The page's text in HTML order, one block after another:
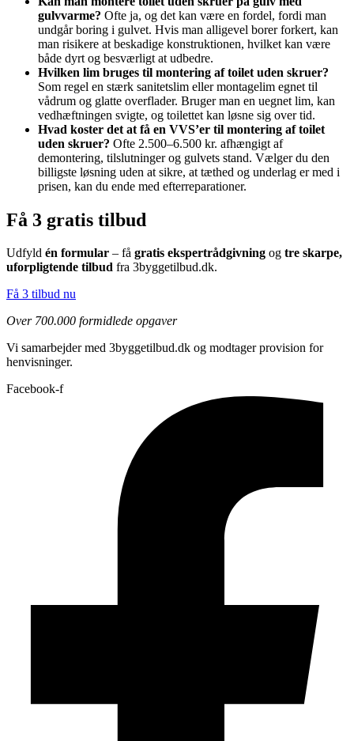
gulvvarme? Ofte ja, og det kan være en fordel, fordi man
undgår boring i gulvet. Hvis man alligevel borer forkert, kan
man risikere at beskadige konstruktionen, hvilket kan være
både dyrt og besværligt at udbedre.
Hvilken lim bruges til montering af toilet uden skruer?
Som regel en stærk sanitetslim eller montagelim egnet til
vådrum og glatte overflader. Bruger man en uegnet lim, kan
vedhæftningen svigte, og toilettet kan løsne sig over tid.
Hvad koster det at få en VVS’er til montering af toilet
uden skruer? Ofte 2.500–6.500 kr. afhængigt af
demontering, tilslutninger og gulvets stand. Vælger du den
billigste løsning uden at sikre, at tæthed og underlag er med i
prisen, kan du ende med efterreparationer.
Få 3 gratis tilbud
Udfyld én formular – få gratis ekspertrådgivning og tre skarpe,
uforpligtende tilbud fra 3byggetilbud.dk.
Få 3 tilbud nu
Over 700.000 formidlede opgaver
Vi samarbejder med 3byggetilbud.dk og modtager provision for
henvisninger.
Facebook-f